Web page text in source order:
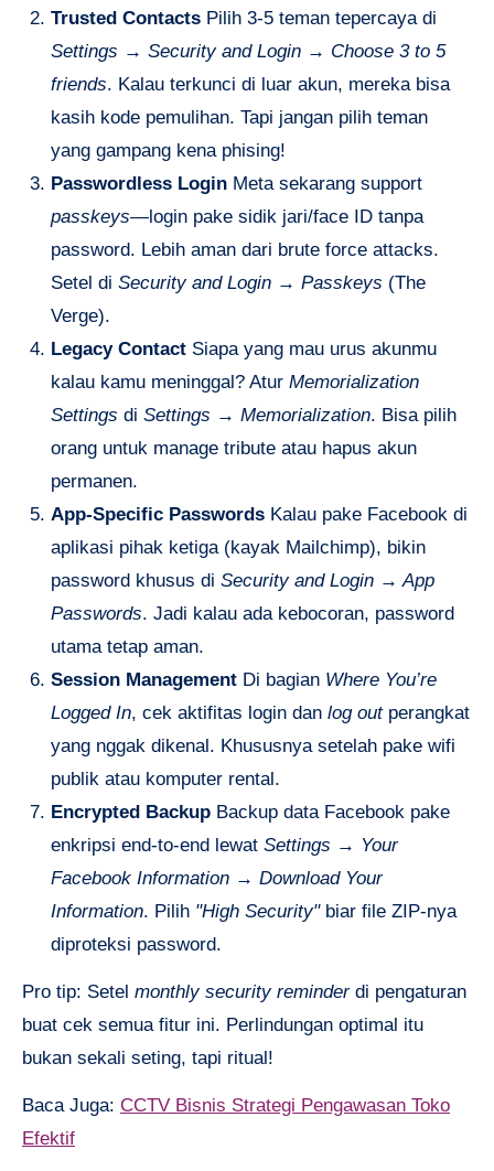
Trusted Contacts Pilih 3-5 teman tepercaya di
Settings → Security and Login → Choose 3 to 5
friends. Kalau terkunci di luar akun, mereka bisa
kasih kode pemulihan. Tapi jangan pilih teman
yang gampang kena phising!
Passwordless Login Meta sekarang support
passkeys—login pake sidik jari/face ID tanpa
password. Lebih aman dari brute force attacks.
Setel di Security and Login → Passkeys (The
Verge).
Legacy Contact Siapa yang mau urus akunmu
kalau kamu meninggal? Atur Memorialization
Settings di Settings → Memorialization. Bisa pilih
orang untuk manage tribute atau hapus akun
permanen.
App-Specific Passwords Kalau pake Facebook di
aplikasi pihak ketiga (kayak Mailchimp), bikin
password khusus di Security and Login → App
Passwords. Jadi kalau ada kebocoran, password
utama tetap aman.
Session Management Di bagian Where You’re
Logged In, cek aktifitas login dan log outperangkat
yang nggak dikenal. Khususnya setelah pake wifi
publik atau komputer rental.
Encrypted Backup Backup data Facebook pake
enkripsi end-to-end lewat Settings → Your
Facebook Information → Download Your
Information. Pilih "High Security"biar file ZIP-nya
diproteksi password.
Pro tip: Setel monthly security reminderdi pengaturan
buat cek semua fitur ini. Perlindungan optimal itu
bukan sekali seting, tapi ritual!
Baca Juga: CCTV Bisnis Strategi Pengawasan Toko
Efektif